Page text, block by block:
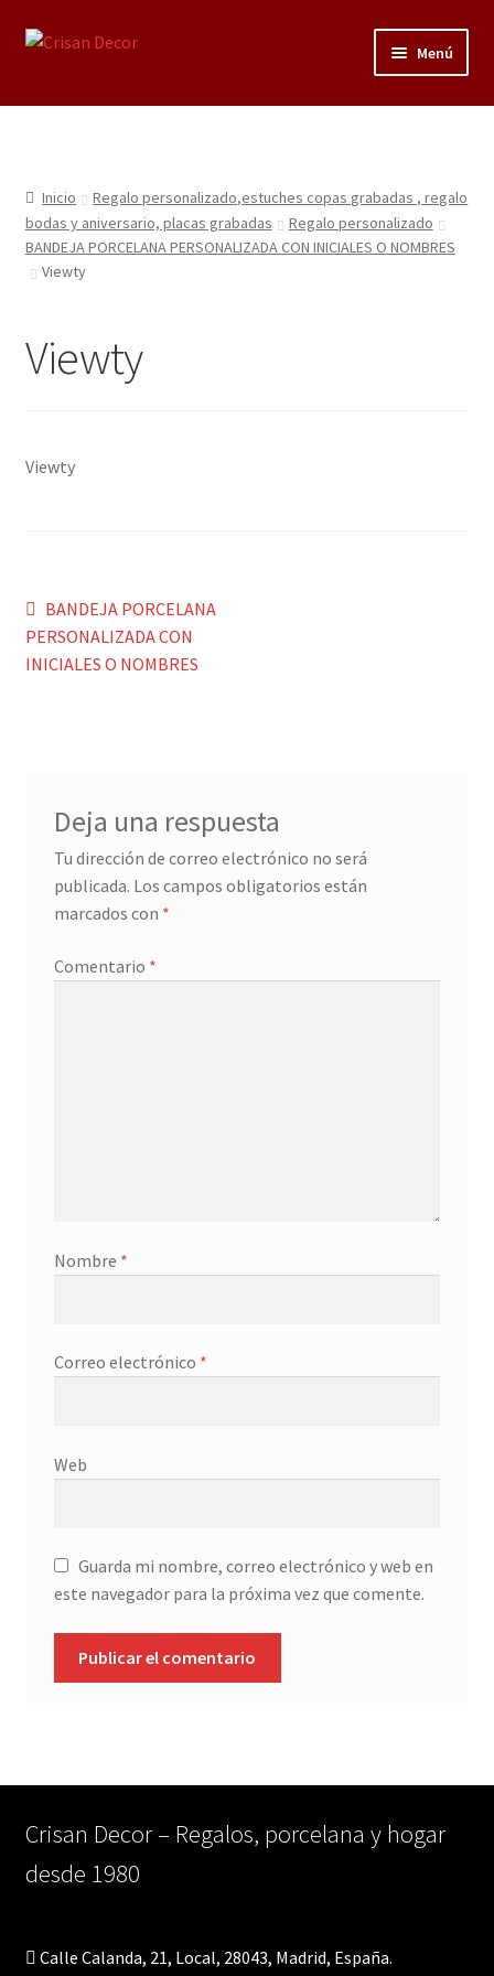
Ir
Ir
Menú
Regalos infantiles, vajillas y canastillas bebé
Regalo personalizado, estuches copas grabadas, regalo
bodas y aniversario, placas grabadas
Accesorios de baños rústicos y modernos
porcelana
Regalo original
Regalo personal chico-chica
Muebles
Detalles ceremonia, regalo publicitario, promocional
Inicio
Regalo personalizado,estuches copas grabadas , regalo
bodas y aniversario, placas grabadas
Regalo personalizado
BANDEJA PORCELANA PERSONALIZADA CON INICIALES O NOMBRES
Viewty
Viewty
Viewty
Navegación
de
Anterior:
BANDEJA PORCELANA
PERSONALIZADA CON
INICIALES O NOMBRES
Deja una respuesta
Tu dirección de correo electrónico no será
publicada. Los campos obligatorios están
marcados con *
Comentario *
Nombre *
Correo electrónico *
Web
Guarda mi nombre, correo electrónico y web en
este navegador para la próxima vez que comente.
Crisan Decor – Regalos, porcelana y hogar
desde 1980
Calle Calanda, 21, Local, 28043, Madrid, España.